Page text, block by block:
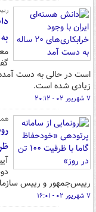
زیادی شده است.
۷ شهریور ۰۲ - ۲۰:۱۲
رییس‌جمهور و رییس
۷ شهریور ۰۲ - ۱۶:۰۱